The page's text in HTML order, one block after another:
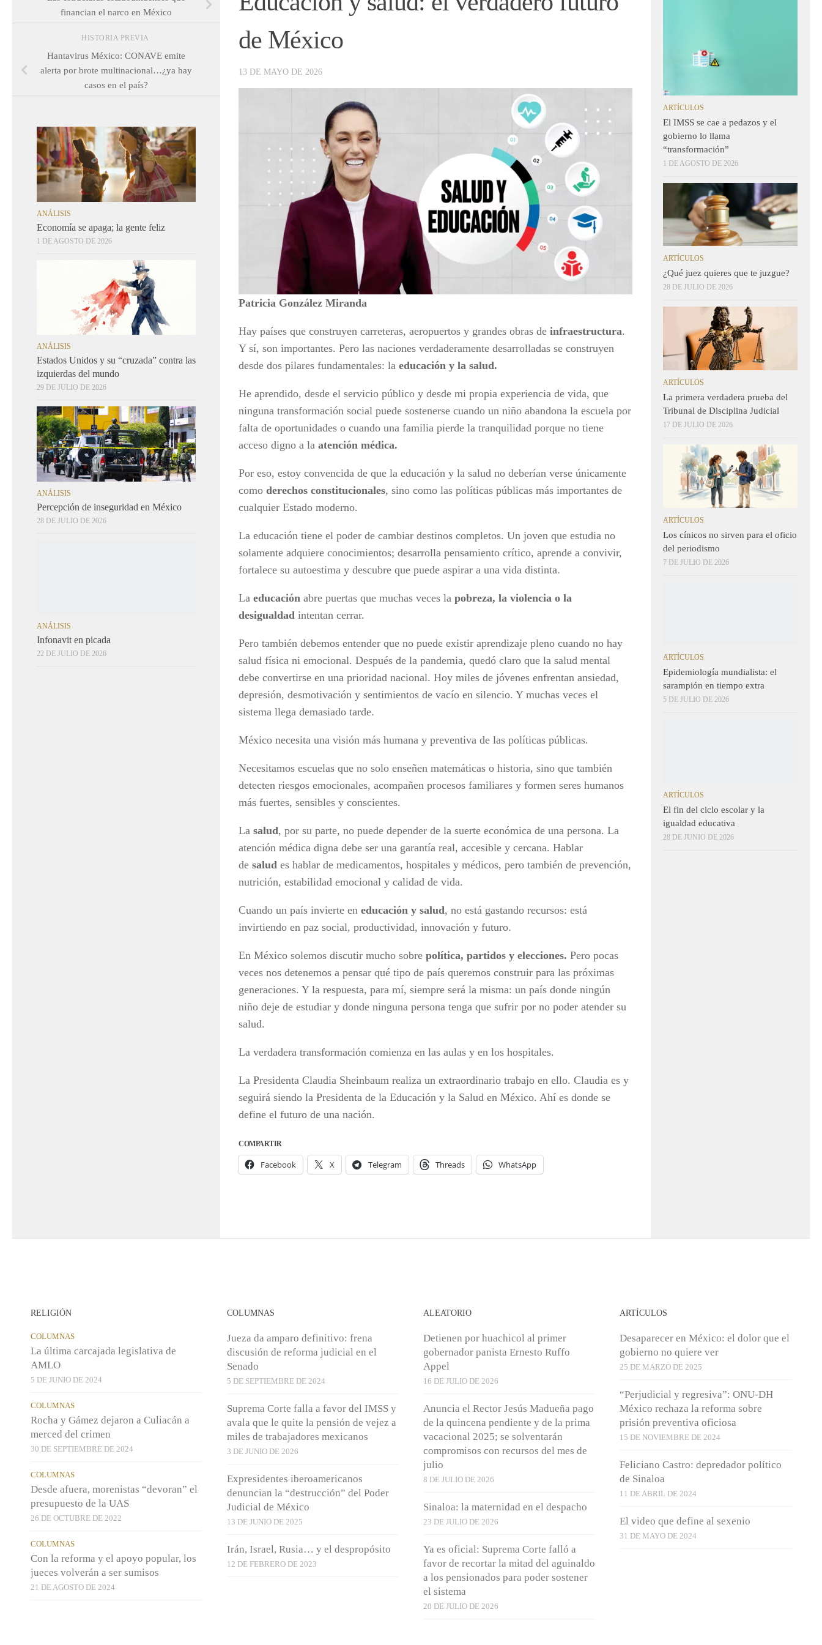
de México
13 DE MAYO DE 2026
Patricia González Miranda
Hay países que construyen carreteras, aeropuertos y grandes obras de infraestructura.
Y sí, son importantes. Pero las naciones verdaderamente desarrolladas se construyen
desde dos pilares fundamentales: la educación y la salud.
He aprendido, desde el servicio público y desde mi propia experiencia de vida, que
ninguna transformación social puede sostenerse cuando un niño abandona la escuela por
falta de oportunidades o cuando una familia pierde la tranquilidad porque no tiene
acceso digno a la atención médica.
Por eso, estoy convencida de que la educación y la salud no deberían verse únicamente
como derechos constitucionales, sino como las políticas públicas más importantes de
cualquier Estado moderno.
La educación tiene el poder de cambiar destinos completos. Un joven que estudia no
solamente adquiere conocimientos; desarrolla pensamiento crítico, aprende a convivir,
fortalece su autoestima y descubre que puede aspirar a una vida distinta.
La educación abre puertas que muchas veces la pobreza, la violencia o la
desigualdad intentan cerrar.
Pero también debemos entender que no puede existir aprendizaje pleno cuando no hay
salud física ni emocional. Después de la pandemia, quedó claro que la salud mental
debe convertirse en una prioridad nacional. Hoy miles de jóvenes enfrentan ansiedad,
depresión, desmotivación y sentimientos de vacío en silencio. Y muchas veces el
sistema llega demasiado tarde.
México necesita una visión más humana y preventiva de las políticas públicas.
Necesitamos escuelas que no solo enseñen matemáticas o historia, sino que también
detecten riesgos emocionales, acompañen procesos familiares y formen seres humanos
más fuertes, sensibles y conscientes.
La salud, por su parte, no puede depender de la suerte económica de una persona. La
atención médica digna debe ser una garantía real, accesible y cercana. Hablar
de salud es hablar de medicamentos, hospitales y médicos, pero también de prevención,
nutrición, estabilidad emocional y calidad de vida.
Cuando un país invierte en educación y salud, no está gastando recursos: está
invirtiendo en paz social, productividad, innovación y futuro.
En México solemos discutir mucho sobre política, partidos y elecciones. Pero pocas
veces nos detenemos a pensar qué tipo de país queremos construir para las próximas
generaciones. Y la respuesta, para mí, siempre será la misma: un país donde ningún
niño deje de estudiar y donde ninguna persona tenga que sufrir por no poder atender su
salud.
La verdadera transformación comienza en las aulas y en los hospitales.
La Presidenta Claudia Sheinbaum realiza un extraordinario trabajo en ello. Claudia es y
seguirá siendo la Presidenta de la Educación y la Salud en México. Ahí es donde se
define el futuro de una nación.
COMPARTIR
Facebook X Telegram Threads WhatsApp
financian el narco en México
HISTORIA PREVIA
Hantavirus México: CONAVE emite
alerta por brote multinacional…¿ya hay
casos en el país?
ANÁLISIS
Economía se apaga; la gente feliz
1 DE AGOSTO DE 2026
ANÁLISIS
Estados Unidos y su “cruzada” contra las
izquierdas del mundo
29 DE JULIO DE 2026
ANÁLISIS
Percepción de inseguridad en México
28 DE JULIO DE 2026
ARTÍCULOS
El IMSS se cae a pedazos y el
gobierno lo llama
“transformación”
1 DE AGOSTO DE 2026
ARTÍCULOS
¿Qué juez quieres que te juzgue?
28 DE JULIO DE 2026
ARTÍCULOS
La primera verdadera prueba del
Tribunal de Disciplina Judicial
17 DE JULIO DE 2026
ARTÍCULOS
Los cínicos no sirven para el oficio
del periodismo
7 DE JULIO DE 2026
ARTÍCULOS
Epidemiología mundialista: el
sarampión en tiempo extra
5 DE JULIO DE 2026
ARTÍCULOS
El fin del ciclo escolar y la
igualdad educativa
28 DE JUNIO DE 2026
RELIGIÓN
COLUMNAS
La última carcajada legislativa de
AMLO
5 DE JUNIO DE 2024
COLUMNAS
Rocha y Gámez dejaron a Culiacán a
merced del crimen
30 DE SEPTIEMBRE DE 2024
COLUMNAS
Desde afuera, morenistas “devoran” el
presupuesto de la UAS
26 DE OCTUBRE DE 2022
COLUMNAS
Con la reforma y el apoyo popular, los
jueces volverán a ser sumisos
21 DE AGOSTO DE 2024
COLUMNAS
Jueza da amparo definitivo: frena
discusión de reforma judicial en el
Senado
5 DE SEPTIEMBRE DE 2024
Suprema Corte falla a favor del IMSS y
avala que le quite la pensión de vejez a
miles de trabajadores mexicanos
3 DE JUNIO DE 2026
Expresidentes iberoamericanos
denuncian la “destrucción” del Poder
Judicial de México
13 DE JUNIO DE 2025
Irán, Israel, Rusia… y el despropósito
12 DE FEBRERO DE 2023
ALEATORIO
Detienen por huachicol al primer
gobernador panista Ernesto Ruffo
Appel
16 DE JULIO DE 2026
Anuncia el Rector Jesús Madueña pago
de la quincena pendiente y de la prima
vacacional 2025; se solventarán
compromisos con recursos del mes de
julio
8 DE JULIO DE 2026
Sinaloa: la maternidad en el despacho
23 DE JULIO DE 2026
Ya es oficial: Suprema Corte falló a
favor de recortar la mitad del aguinaldo
a los pensionados para poder sostener
el sistema
20 DE JULIO DE 2026
ARTÍCULOS
Desaparecer en México: el dolor que el
gobierno no quiere ver
25 DE MARZO DE 2025
“Perjudicial y regresiva”: ONU-DH
México rechaza la reforma sobre
prisión preventiva oficiosa
15 DE NOVIEMBRE DE 2024
Feliciano Castro: depredador político
de Sinaloa
11 DE ABRIL DE 2024
El video que define al sexenio
31 DE MAYO DE 2024